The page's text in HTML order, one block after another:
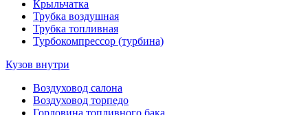
Крыльчатка
Трубка воздушная
Трубка топливная
Турбокомпрессор (турбина)
Кузов внутри
Воздуховод салона
Воздуховод торпедо
Горловина топливного бака